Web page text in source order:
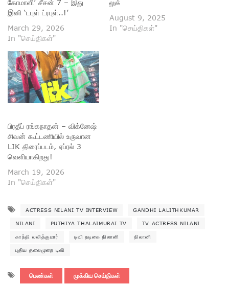
கோமாளி’ சீசன் 7 – இது
இனி ‘டபுள் ட்ரபுள்..!’
March 29, 2026
In "செய்திகள்"
லுக்
August 9, 2025
In "செய்திகள்"
பிரதீப் ரங்கநாதன் – விக்னேஷ்
சிவன் கூட்டணியில் உருவான
LIK திரைப்படம், ஏப்ரல் 3
வெளியாகிறது!
March 19, 2026
In "செய்திகள்"
ACTRESS NILANI TV INTERVIEW GANDHI LALITHKUMAR
NILANI PUTHIYA THALAIMURAI TV TV ACTRESS NILANI
காந்தி லலித்குமார் டிவி நடிகை நிலானி நிலானி
புதிய தலைமுறை டிவி
பெண்கள் முக்கிய செய்திகள்